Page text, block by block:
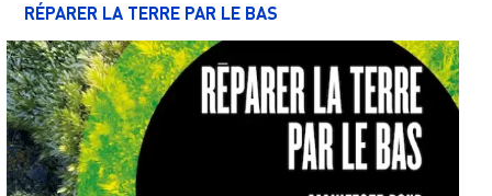
RÉPARER LA TERRE PAR LE BAS